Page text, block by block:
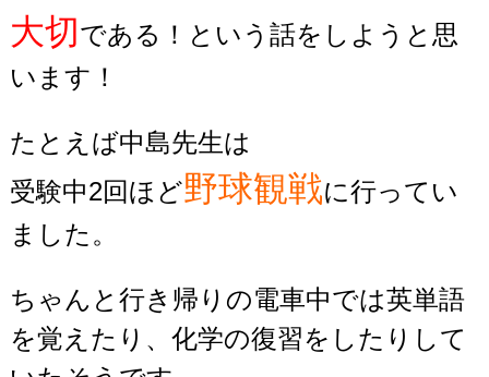
大切である！という話をしようと思
います！
たとえば中島先生は
受験中2回ほど野球観戦に行ってい
ました。
ちゃんと行き帰りの電車中では英単語
を覚えたり、化学の復習をしたりして